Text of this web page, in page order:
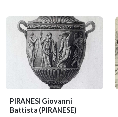
PIRANESI Giovanni
Battista (PIRANESE)